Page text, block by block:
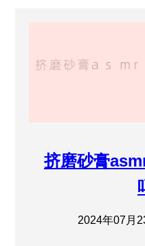
挤磨砂膏
2024年07月